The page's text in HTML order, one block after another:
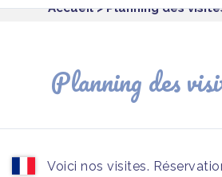
Accueil> Planning des
Planning des
Voici nos visites.